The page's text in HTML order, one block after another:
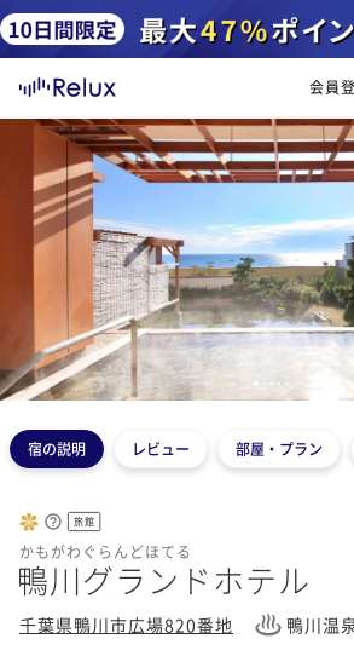
会員
1 2 3 4 5
宿の説明 レビュー 部屋・プラン
旅館
かもがわぐらんどほてる
鴨川グランドホテル
千葉県鴨川市広場820番地 鴨川温